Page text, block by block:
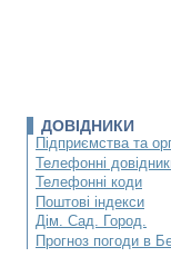
ДОВІДНИКИ
Підприємства та
Телефонні
Телефонні коди
Поштові індекси
Дім. Сад. Город.
Прогноз погоди в